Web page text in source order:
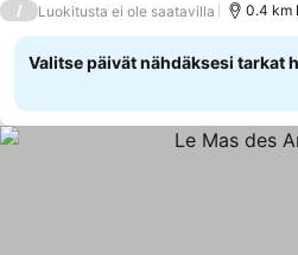
/ Luokitusta ei ole saatavilla 0.4 km
Valitse päivät nähdäksesi tarkat